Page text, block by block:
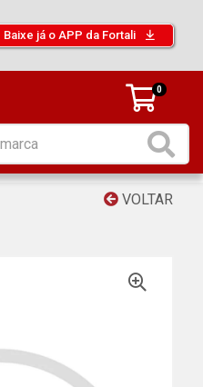
Baixe já o APP da Fortali
0
VOLTAR